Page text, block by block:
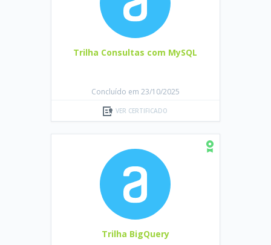
Trilha Consultas com MySQL
Concluído em 23/10/2025
VER CERTIFICADO
Trilha BigQuery